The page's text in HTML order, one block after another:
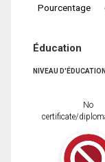
Pourcentage
Éducation
NIVEAU D'ÉDUCATION
No
certificate/